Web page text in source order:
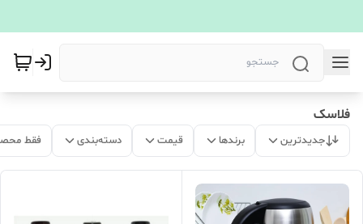
فلاسک
جدیدترین برندها قیمت دسته‌بندی فقط